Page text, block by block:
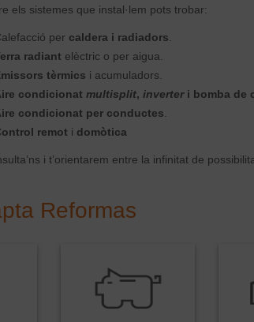
els sistemes que instal·lem pots trobar:
per caldera i radiadors
radiant elèctric o per aigua.
tèrmics i acumuladors.
condicionat multisplit, inverteri bomba de
condicionat per conductes
remot i domòtica
i t’orientarem entre la infinitat de
Reformas